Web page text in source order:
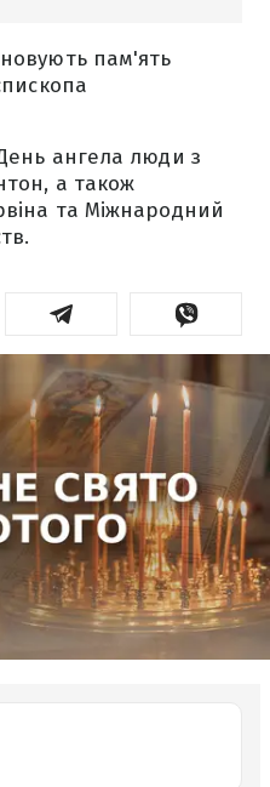
пам'ять
ангела люди з
а також
та Міжнародний